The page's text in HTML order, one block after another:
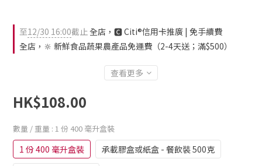
至12/30 16:00截止全店，🅲 Citi®信用卡推廣 | 免手續費
全店，🔆 新鮮食品蔬果農產品免運費（2-4天送；滿$500）
查看更多
HK$108.00
數量 / 重量 : 1 份 400 毫升盒裝
1 份 400 毫升盒裝
承載膠盒或紙盒 - 餐飲裝 500克